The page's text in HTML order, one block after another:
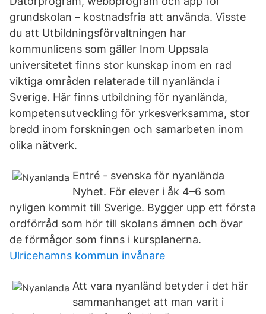
grundskolan – kostnadsfria att använda. Visste
du att Utbildningsförvaltningen har
kommunlicens som gäller Inom Uppsala
universitetet finns stor kunskap inom en rad
viktiga områden relaterade till nyanlända i
Sverige. Här finns utbildning för nyanlända,
kompetensutveckling för yrkesverksamma, stor
bredd inom forskningen och samarbeten inom
olika nätverk.
Entré - svenska för nyanlända
Nyhet. För elever i åk 4–6 som
nyligen kommit till Sverige. Bygger upp ett första
ordförråd som hör till skolans ämnen och övar
de förmågor som finns i kursplanerna.
Ulricehamns kommun invånare
Att vara nyanländ betyder i det här
sammanhanget att man varit i